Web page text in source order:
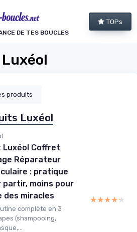
DE TES BOUCLES
TOPs
Luxéol
produits
Luxéol
Luxéol Coffret
Réparateur
: pratique
partir, moins pour
des miracles
complète en 3
(shampooing,
★★★★★
★★★★★
cookies